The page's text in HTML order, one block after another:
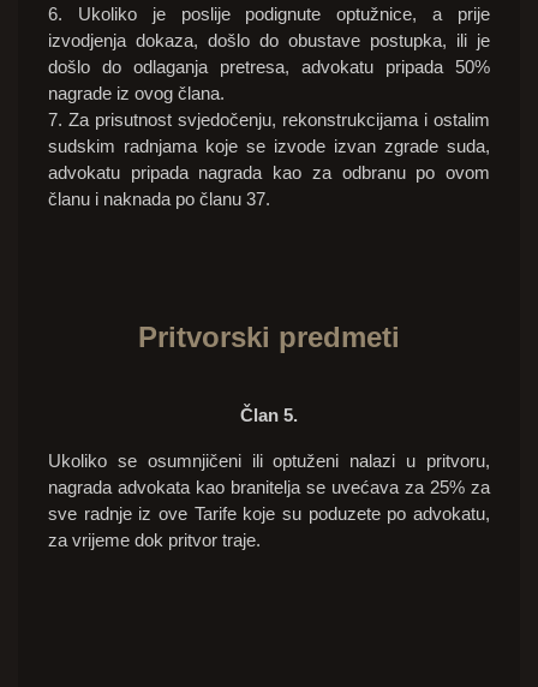
6. Ukoliko je poslije podignute optužnice, a prije
izvodjenja dokaza, došlo do obustave postupka, ili je
došlo do odlaganja pretresa, advokatu pripada 50%
nagrade iz ovog člana.
7. Za prisutnost svjedočenju, rekonstrukcijama i ostalim
sudskim radnjama koje se izvode izvan zgrade suda,
advokatu pripada nagrada kao za odbranu po ovom
članu i naknada po članu 37.
Pritvorski predmeti
Član 5.
Ukoliko se osumnjičeni ili optuženi nalazi u pritvoru,
nagrada advokata kao branitelja se uvećava za 25% za
sve radnje iz ove Tarife koje su poduzete po advokatu,
za vrijeme dok pritvor traje.